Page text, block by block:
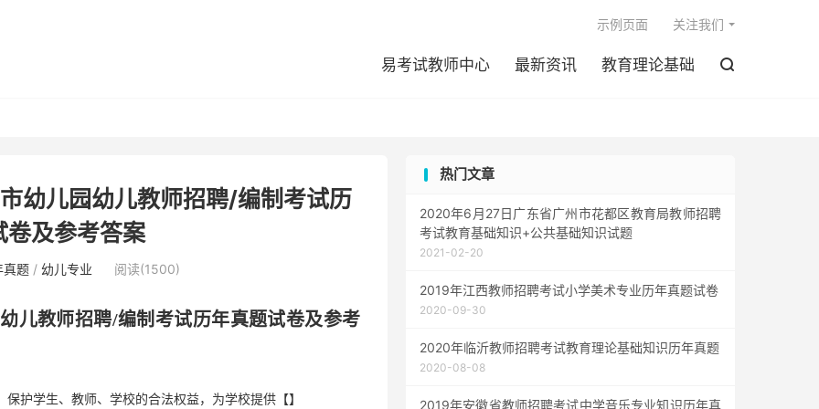
易考试教师中心 最新资讯 教育理论基础 
示例页面 关注我们
幼儿园幼儿教师招聘/编制考试历
卷及参考答案
真题/ 幼儿专业 阅读(1500)
儿教师招聘/编制考试历年真题试卷及参考
护学生、教师、学校的合法权益，为学校提供【】
热门文章
2020年6月27日广东省广州市花都区教育局教师招聘
考试教育基础知识+公共基础知识试题
2021-02-20
2019年江西教师招聘考试小学美术专业历年真题试卷
2020-09-30
2020年临沂教师招聘考试教育理论基础知识历年真题
2020-08-08
2019年安徽省教师招聘考试中学音乐专业知识历年真